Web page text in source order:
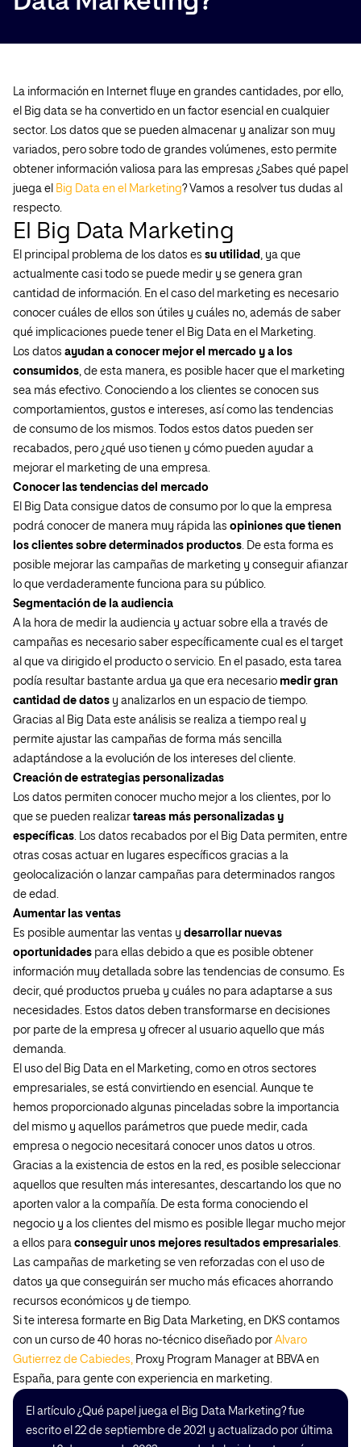
La información en Internet fluye en grandes cantidades, por ello,
el Big data se ha convertido en un factor esencial en cualquier
sector. Los datos que se pueden almacenar y analizar son muy
variados, pero sobre todo de grandes volúmenes, esto permite
obtener información valiosa para las empresas ¿Sabes qué papel
juega el Big Data en el Marketing? Vamos a resolver tus dudas al
respecto.
El Big Data Marketing
El principal problema de los datos es su utilidad, ya que
actualmente casi todo se puede medir y se genera gran
cantidad de información. En el caso del marketing es necesario
conocer cuáles de ellos son útiles y cuáles no, además de saber
qué implicaciones puede tener el Big Data en el Marketing.
Los datos ayudan a conocer mejor el mercado y a los
consumidos, de esta manera, es posible hacer que el marketing
sea más efectivo. Conociendo a los clientes se conocen sus
comportamientos, gustos e intereses, así como las tendencias
de consumo de los mismos. Todos estos datos pueden ser
recabados, pero ¿qué uso tienen y cómo pueden ayudar a
mejorar el marketing de una empresa.
Conocer las tendencias del mercado
El Big Data consigue datos de consumo por lo que la empresa
podrá conocer de manera muy rápida las opiniones que tienen
los clientes sobre determinados productos. De esta forma es
posible mejorar las campañas de marketing y conseguir afianzar
lo que verdaderamente funciona para su público.
Segmentación de la audiencia
A la hora de medir la audiencia y actuar sobre ella a través de
campañas es necesario saber específicamente cual es el target
al que va dirigido el producto o servicio. En el pasado, esta tarea
podía resultar bastante ardua ya que era necesario medir gran
cantidad de datos y analizarlos en un espacio de tiempo.
Gracias al Big Data este análisis se realiza a tiempo real y
permite ajustar las campañas de forma más sencilla
adaptándose a la evolución de los intereses del cliente.
Creación de estrategias personalizadas
Los datos permiten conocer mucho mejor a los clientes, por lo
que se pueden realizar tareas más personalizadas y
específicas. Los datos recabados por el Big Data permiten, entre
otras cosas actuar en lugares específicos gracias a la
geolocalización o lanzar campañas para determinados rangos
de edad.
Aumentar las ventas
Es posible aumentar las ventas y desarrollar nuevas
oportunidades para ellas debido a que es posible obtener
información muy detallada sobre las tendencias de consumo. Es
decir, qué productos prueba y cuáles no para adaptarse a sus
necesidades. Estos datos deben transformarse en decisiones
por parte de la empresa y ofrecer al usuario aquello que más
demanda.
El uso del Big Data en el Marketing, como en otros sectores
empresariales, se está convirtiendo en esencial. Aunque te
hemos proporcionado algunas pinceladas sobre la importancia
del mismo y aquellos parámetros que puede medir, cada
empresa o negocio necesitará conocer unos datos u otros.
Gracias a la existencia de estos en la red, es posible seleccionar
aquellos que resulten más interesantes, descartando los que no
aporten valor a la compañía. De esta forma conociendo el
negocio y a los clientes del mismo es posible llegar mucho mejor
a ellos para conseguir unos mejores resultados empresariales.
Las campañas de marketing se ven reforzadas con el uso de
datos ya que conseguirán ser mucho más eficaces ahorrando
recursos económicos y de tiempo.
Si te interesa formarte en Big Data Marketing, en DKS contamos
con un curso de 40 horas no-técnico diseñado por Alvaro
Gutierrez de Cabiedes, Proxy Program Manager at BBVA en
España, para gente con experiencia en marketing.
El artículo ¿Qué papel juega el Big Data Marketing? fue
escrito el 22 de septiembre de 2021 y actualizado por última